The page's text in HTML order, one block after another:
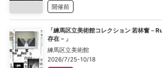
開催前
「練馬区立美術館コレクション 若林奮－
存在－」
練馬区立美術館
2026/7/25-10/18